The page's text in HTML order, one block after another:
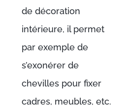
de décoration
intérieure, il permet
par exemple de
s’exonérer de
chevilles pour fixer
cadres, meubles, etc.